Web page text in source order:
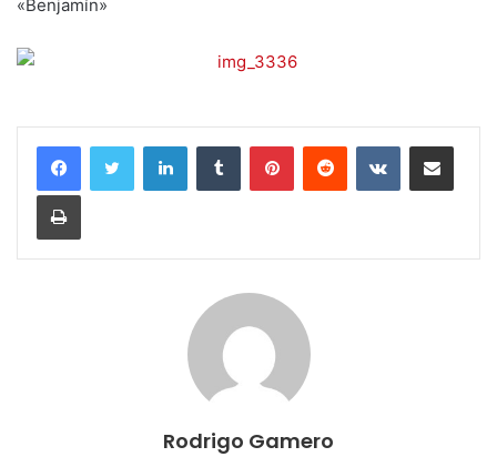
«Benjamín»
Rodrigo Gamero